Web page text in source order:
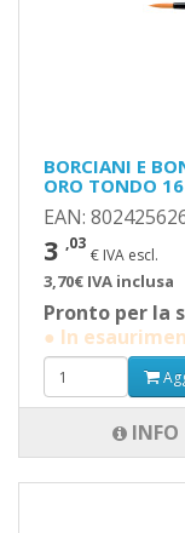
BORCIANI E
ORO TONDO 16
EAN:
3 ,03
€ IVA escl.
3,70€ IVA inclusa
Pronto per la
● In
INFO